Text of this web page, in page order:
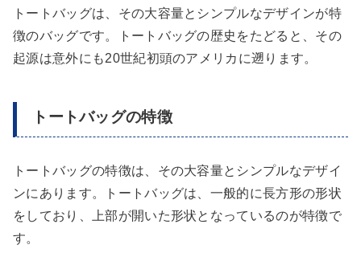
トートバッグは、その大容量とシンプルなデザインが特
徴のバッグです。トートバッグの歴史をたどると、その
起源は意外にも20世紀初頭のアメリカに遡ります。
トートバッグの特徴
トートバッグの特徴は、その大容量とシンプルなデザイ
ンにあります。トートバッグは、一般的に長方形の形状
をしており、上部が開いた形状となっているのが特徴で
す。